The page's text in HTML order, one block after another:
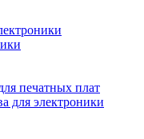
печатных плат
для электроники